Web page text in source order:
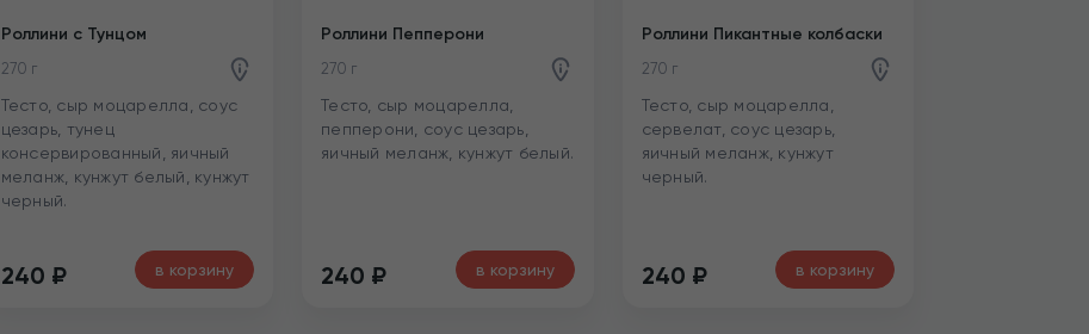
Роллини с Тунцом
270 г
Тесто, сыр моцарелла, соус
цезарь, тунец
консервированный, яичный
меланж, кунжут белый, кунжут
черный.
240 ₽ в корзину
Роллини Пепперони
270 г
Тесто, сыр моцарелла,
пепперони, соус цезарь,
яичный меланж, кунжут белый.
240 ₽ в корзину
Роллини Пикантные колбаски
270 г
Тесто, сыр моцарелла,
сервелат, соус цезарь,
яичный меланж, кунжут
черный.
240 ₽ в корзину